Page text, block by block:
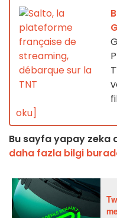
oku]
Bu sayfa yapay zeka
daha fazla bilgi